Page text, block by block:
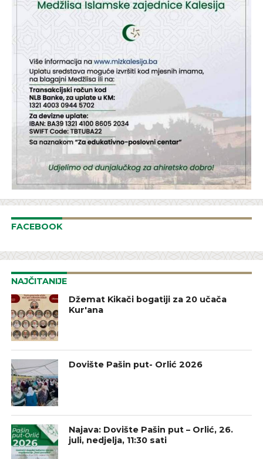
FACEBOOK
NAJČITANIJE
Džemat Kikači bogatiji za 20 učača
Kur'ana
Dovište Pašin put- Orlić 2026
Najava: Dovište Pašin put – Orlić, 26.
juli, nedjelja, 11:30 sati